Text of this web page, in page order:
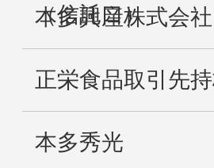
（信託口）
本多興産株式会社
正栄食品取引先
本多秀光